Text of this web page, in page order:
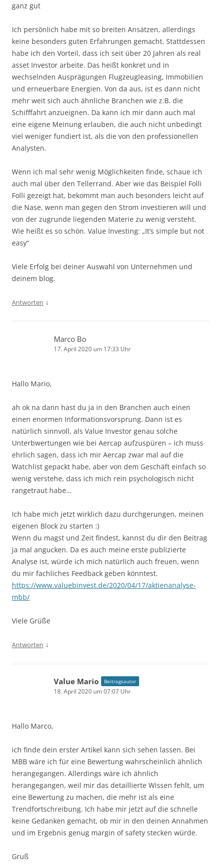
ganz gut
Ich persönlich habe mit so breiten Ansätzen, allerdings
keine besonders guten Erfahrungen gemacht. Stattdessen
habe ich den Vorteil, dass ich seit über 20 Jahren als real
asset Investor arbeite. Das heißt konkret und in
wechselnden Ausprägungen Flugzeugleasing, Immobilien
und erneuerbare Energien. Von da aus, ist es dann nicht
mehr weit sich auch ähnliche Branchen wie z.B. die
Schifffahrt anzueignen. Da kann ich mir dann auch mal
eine eigene Meinung erlauben, die auch nicht unbedingt
viel weniger fundiert ist, als die von den professionellen
Analysten.
Wenn ich mal sehr wenig Möglichkeiten finde, schaue ich
auch mal über den Tellerrand. Aber wie das Beispiel Folli
Folli gezeigt hat, bekommt man auch besonders leicht auf
die Nase, wenn man gegen den Strom investieren will und
von der zugrunde liegenden Materie zu wenig versteht.
Wie heißt es so schön. Value Investing: „It’s simple but not
easy“
Viele Erfolg bei deiner Auswahl von Unternehmen und
deinem blog.
Antworten ↓
Marco Bo
17. April 2020 um 17:33 Uhr
Hallo Mario,
ah ok na dann hast du ja in den Branchen auch einen
einen enormen Informationsvorsprung. Dann ist es
natürlich sinnvoll, als Value Investor genau solche
Unterbwertungen wie bei Aercap aufzuspüren – ich muss
ehrlich sagen, dass ich mir Aercap zwar mal auf die
Watchlist gepackt habe, aber von dem Geschäft einfach so
wenig verstehe, dass ich mich rein psychologisch nicht
rangetraut habe…
Ich habe mich jetzt wirklich dazu durchgerungen, meinen
eigenen Block zu starten :)
Wenn du magst und Zeit findest, kannst du dir den Beitrag
ja mal angucken. Da es auch meine erste publizierte
Analyse ist, würde ich mich natürlich auch freuen, wenn
du mir fachliches Feedback geben könntest.
https://www.valuebinvest.de/2020/04/17/aktienanalyse-
mbb/
Viele Grüße
Antworten ↓
Value Mario Beitragsautor
18. April 2020 um 07:07 Uhr
Hallo Marco,
ich finde dein erster Artikel kann sich sehen lassen. Bei
MBB wäre ich für eine Bewertung wahrscheinlich ähnlich
herangegangen. Allerdings wäre ich ähnlich
herangegangen, weil mir das detaillierte Wissen fehlt, um
eine Bewertung zu machen, die mehr ist als eine
Trendfortschreibung. Ich habe mir jetzt auf die schnelle
keine Gedanken gemacht, ob mir in den deinen Annahmen
und im Ergebnis genug margin of safety stecken würde.
Gruß